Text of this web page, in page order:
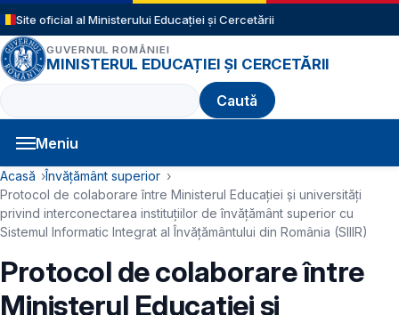
Sari la conținutul principal
Site oficial al Ministerului Educației și Cercetării
GUVERNUL ROMÂNIEI
MINISTERUL EDUCAȚIEI ȘI CERCETĂRII
Caută
Meniu
Navigație principală
Cale de navigare
Acasă
Învățământ superior
Protocol de colaborare între Ministerul Educaţiei şi universităţi
privind interconectarea instituţiilor de învăţământ superior cu
Sistemul Informatic Integrat al Învăţământului din România (SIIIR)
Protocol de colaborare între
Ministerul Educaţiei şi